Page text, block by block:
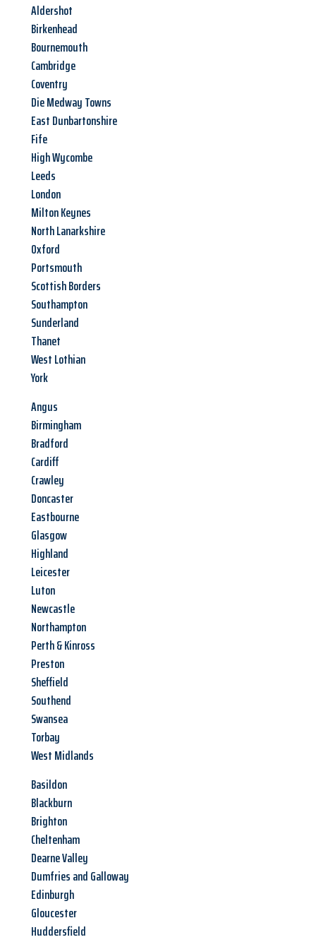
Aldershot
Birkenhead
Bournemouth
Cambridge
Coventry
Die Medway Towns
East Dunbartonshire
Fife
High Wycombe
Leeds
London
Milton Keynes
North Lanarkshire
Oxford
Portsmouth
Scottish Borders
Southampton
Sunderland
Thanet
West Lothian
York
Angus
Birmingham
Bradford
Cardiff
Crawley
Doncaster
Eastbourne
Glasgow
Highland
Leicester
Luton
Newcastle
Northampton
Perth & Kinross
Preston
Sheffield
Southend
Swansea
Torbay
West Midlands
Basildon
Blackburn
Brighton
Cheltenham
Dearne Valley
Dumfries and Galloway
Edinburgh
Gloucester
Huddersfield